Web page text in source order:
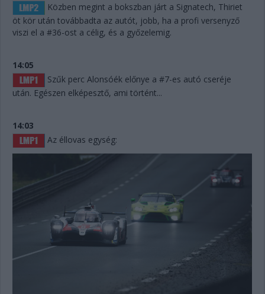
Közben megint a bokszban járt a Signatech, Thiriet
öt kör után továbbadta az autót, jobb, ha a profi versenyző
viszi el a #36-ost a célig, és a győzelemig.
14:05
Szűk perc Alonsóék előnye a #7-es autó cseréje
után. Egészen elképesztő, ami történt...
14:03
Az éllovas egység: